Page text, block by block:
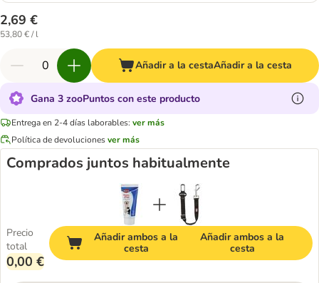
2,69 €
53,80 € / l
Añadir a la cestaAñadir a la cesta
Gana 3 zooPuntos con este producto
Entrega en 2-4 días laborables: ver más
Política de devolucionesver más
Comprados juntos habitualmente
Precio
total
0,00 €
Añadir ambos a la
cesta
Añadir ambos a la
cesta